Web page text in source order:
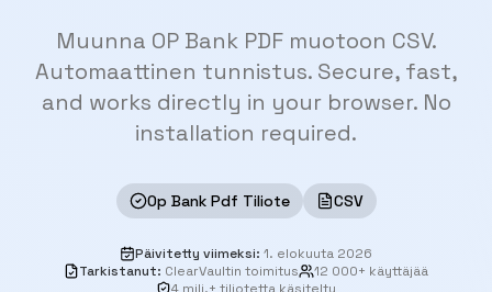
Muunna OP Bank PDF muotoon CSV.
Automaattinen tunnistus. Secure, fast,
and works directly in your browser. No
installation required.
Op Bank Pdf Tiliote CSV
Päivitetty viimeksi: 1. elokuuta 2026
Tarkistanut: ClearVaultin toimitus
12 000+ käyttäjää